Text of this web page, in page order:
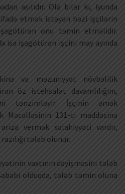
asılıdır. Ola bilər ki, iyunda
etmək istəyən bəzi işçilərin
onu təmin etməlidir.
isə işəgötürən işçini may ayında
və məzuniyyət növbəlilik
öz istehsalat davamlılığını,
tənzimləyir. İşçinin əmək
Məcəlləsinin 131-ci maddəsinə
vermək səlahiyyəti vardır,
tələb olunur.
vaxtının dəyişməsini tələb
olduqda, tələb təmin oluna